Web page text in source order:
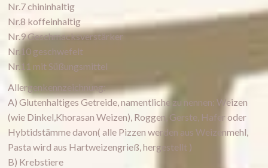
Nr.7 chininhaltig
Nr.8 koffeinhaltig
Nr.9 Geschmacksverstärker
Nr.10 geschwefelt
Nr.11 mit Süßungsmittel
Allergenkennzeichnung:
A) Glutenhaltiges Getreide, namentliche zu nennen: Weizen
(wie Dinkel,Khorasan Weizen), Roggen, Gerste, Hafer oder
Hybtidstämme davon( alle Pizzen werden aus Weizenmehl,
Pasta wird aus Hartweizengrieß, hergestellt )
B) Krebstiere